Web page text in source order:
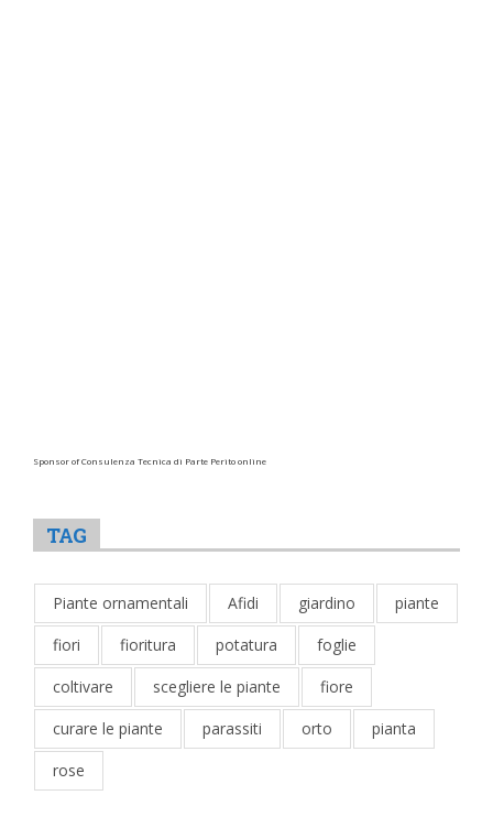
Sponsor of Consulenza Tecnica di Parte Perito online
TAG
Piante ornamentali Afidi giardino
piante
fiori
fioritura potatura
foglie
coltivare
scegliere le piante
fiore
curare le piante
parassiti orto
pianta
rose